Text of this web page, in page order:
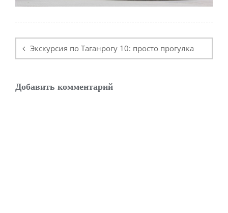
по
записям
Экскурсия по Таганрогу 10: просто прогулка
Добавить комментарий